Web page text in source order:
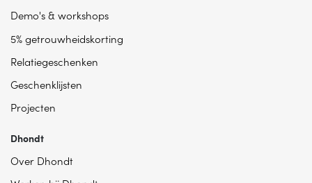
Demo's & workshops
5% getrouwheidskorting
Relatiegeschenken
Geschenklijsten
Projecten
Dhondt
Over Dhondt